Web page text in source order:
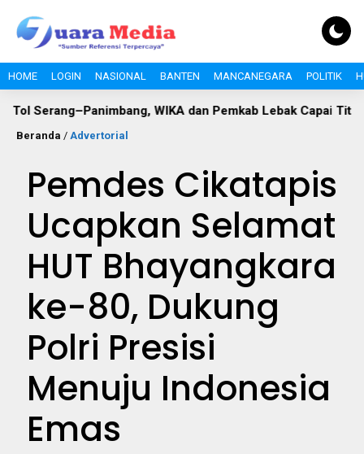
HOME LOGIN NASIONAL BANTEN MANCANEGARA POLITIK
WIKA dan Pemkab Lebak Capai Titik Temu
Beranda / Advertorial
Pemdes Cikatapis
Ucapkan Selamat
HUT Bhayangkara
ke-80, Dukung
Polri Presisi
Menuju Indonesia
Emas